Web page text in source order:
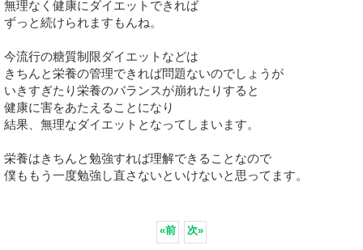
無理なく健康にダイエットできれば
ずっと続けられますもんね。
今流行の糖質制限ダイエットなどは
きちんと栄養の管理できれば問題ないのでしょうが
いきすぎたり栄養のバランスが崩れたりすると
健康に害をあたえることになり
結果、無理なダイエットとなってしまいます。
栄養はきちんと勉強すれば理解できることなので
僕ももう一度勉強し直さないといけないと思ってます。
«前 次»